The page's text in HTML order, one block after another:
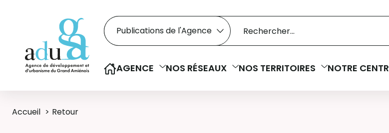
Rechercher dans le catalogue
Recherche
Sélectionner le type de la recherche
AGENCE NOS RÉSEAUX NOS TERRITOIRES NOTRE
Accueil Retour